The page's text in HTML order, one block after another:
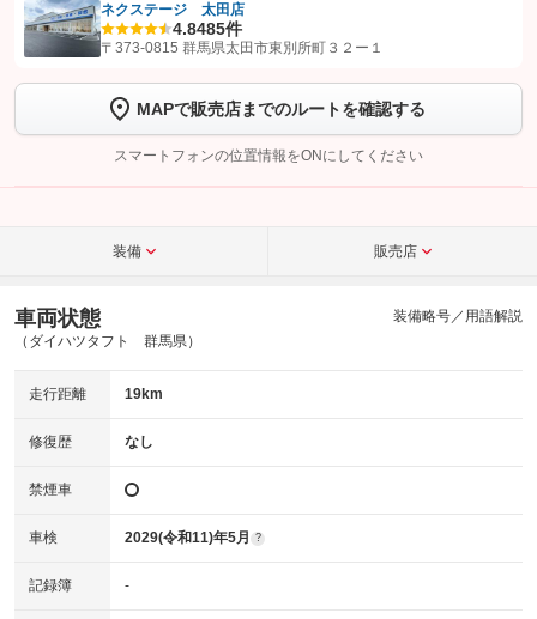
【STEP1】認証画面でグーネットを友だち追加してから「許可する」ボタンを押
トーク画面で
ボタンをタップして問い合わせを
完了してください。
こちら
ネクステージ 太田店
4.8485件
〒373-0815 群馬県太田市東別所町３２ー１
MAPで販売店までのルートを確認する
スマートフォンの位置情報をONにしてください
装備 販売店
車両状態
（ダイハツタフト 群馬県）
装備略号／用語解説
走行距離 19km
修復歴 なし
禁煙車
車検 2029(令和11)年5月 ?
記録簿 -